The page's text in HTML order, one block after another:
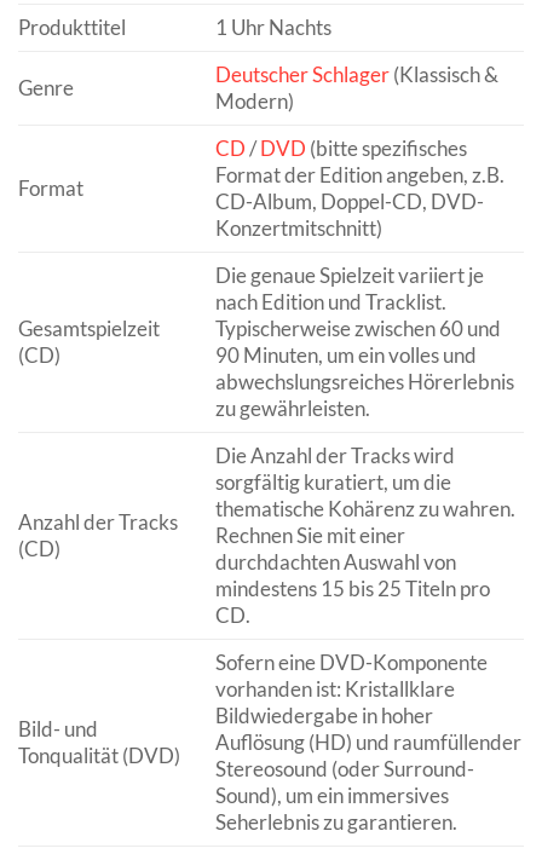
Produkttitel
1 Uhr Nachts
Genre
Deutscher Schlager(Klassisch &
Modern)
Format
CD/DVD (bitte spezifisches
Format der Edition angeben, z.B.
CD-Album, Doppel-CD, DVD-
Konzertmitschnitt)
Gesamtspielzeit
(CD)
Die genaue Spielzeit variiert je
nach Edition und Tracklist.
Typischerweise zwischen 60 und
90 Minuten, um ein volles und
abwechslungsreiches Hörerlebnis
zu gewährleisten.
Anzahl der Tracks
(CD)
Die Anzahl der Tracks wird
sorgfältig kuratiert, um die
thematische Kohärenz zu wahren.
Rechnen Sie mit einer
durchdachten Auswahl von
mindestens 15 bis 25 Titeln pro
CD.
Bild- und
Tonqualität (DVD)
Sofern eine DVD-Komponente
vorhanden ist: Kristallklare
Bildwiedergabe in hoher
Auflösung (HD) und raumfüllender
Stereosound (oder Surround-
Sound), um ein immersives
Seherlebnis zu garantieren.